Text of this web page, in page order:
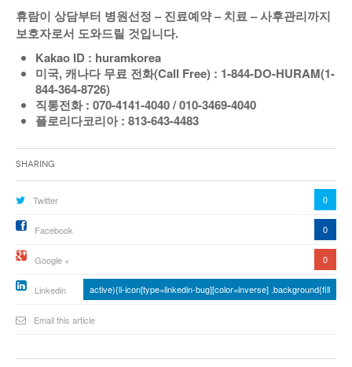
휴람이 상담부터 병원선정 –진료예약–치료–사후관리까지
보호자로서 도와드릴 것입니다.
Kakao ID : huramkorea
미국,캐나다 무료 전화(Call Free) : 1-844-DO-HURAM(1-
844-364-8726)
직통전화: 070-4141-4040 / 010-3469-4040
플로리다코리아: 813-643-4483
Sharing
Twitter 0
Facebook 0
Google + 0
Linkedin active){li-icon[type=linkedin-bug][color=inverse] .background{fill
Email this article